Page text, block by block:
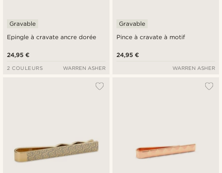
Epingle à cravate ancre dorée
Gravable
24,95 €
2 COULEURS WARREN ASHER
Pince à cravate à motif
Gravable
24,95 €
WARREN ASHER